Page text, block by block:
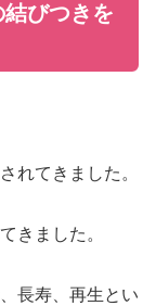
結びつきを
れてきました。
きました。
長寿、再生とい